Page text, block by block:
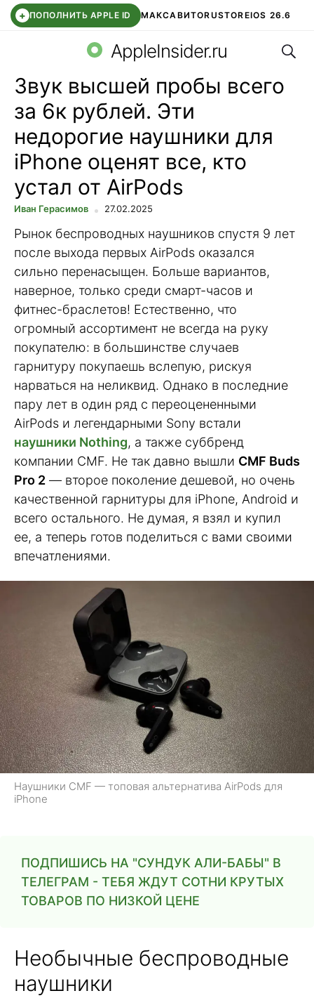
+ ПОПОЛНИТЬ APPLE ID МАКСАВИТОRUSTOREIOS 26.6
СБЕР КИДС ВТБ ОНЛАЙН ЧАТ В ROBLOX
AppleInsider.ru
Звук высшей пробы всего
за 6к рублей. Эти
недорогие наушники для
iPhone оценят все, кто
устал от AirPods
Иван Герасимов 27.02.2025
Рынок беспроводных наушников спустя 9 лет
после выхода первых AirPods оказался
сильно перенасыщен. Больше вариантов,
наверное, только среди смарт-часов и
фитнес-браслетов! Естественно, что
огромный ассортимент не всегда на руку
покупателю: в большинстве случаев
гарнитуру покупаешь вслепую, рискуя
нарваться на неликвид. Однако в последние
пару лет в один ряд с переоцененными
AirPods и легендарными Sony встали
наушники Nothing, а также суббренд
компании CMF. Не так давно вышли CMF Buds
Pro 2 — второе поколение дешевой, но очень
качественной гарнитуры для iPhone, Android и
всего остального. Не думая, я взял и купил
ее, а теперь готов поделиться с вами своими
впечатлениями.
Наушники CMF — топовая альтернатива AirPods для
iPhone
ПОДПИШИСЬ НА "СУНДУК АЛИ-БАБЫ" В
ТЕЛЕГРАМ - ТЕБЯ ЖДУТ СОТНИ КРУТЫХ
ТОВАРОВ ПО НИЗКОЙ ЦЕНЕ
Необычные беспроводные
наушники